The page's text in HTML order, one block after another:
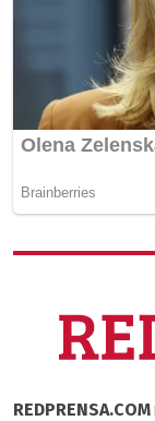
REDPRENSA.COM